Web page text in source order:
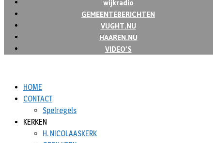
GEMEENTEBERICHTEN
VUGHT.NU
HAAREN.NU
VIDEO’S
HOME
CONTACT
Spelregels
KERKEN
H. NICOLAASKERK